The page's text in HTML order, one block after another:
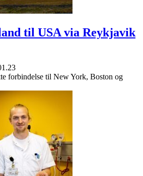
til USA via Reykjavik
forbindelse til New York, Boston og